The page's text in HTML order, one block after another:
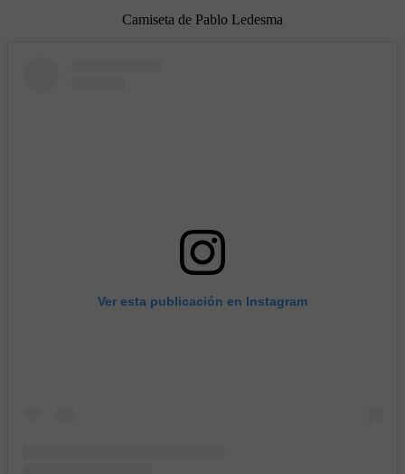
Camiseta de Pablo Ledesma
Ver esta publicación en Instagram